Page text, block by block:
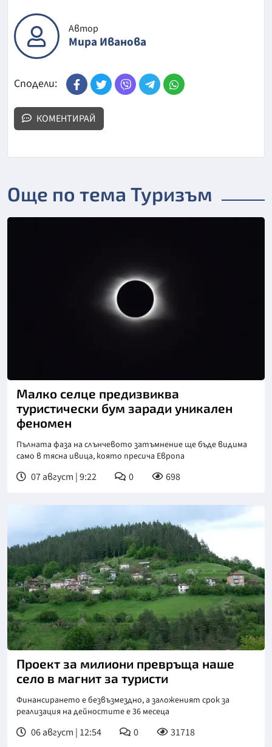
Автор
Мира Иванова
Сподели:
КОМЕНТИРАЙ
Още по тема Туризъм
Малко селце предизвиква
туристически бум заради уникален
феномен
Пълната фаза на слънчевото затъмнение ще бъде видима
само в тясна ивица, която пресича Европа
07 август | 9:22 0 698
Проект за милиони превръща наше
село в магнит за туристи
Финансирането е безвъзмездно, а заложеният срок за
реализация на дейностите е 36 месеца
06 август | 12:54 0 31718